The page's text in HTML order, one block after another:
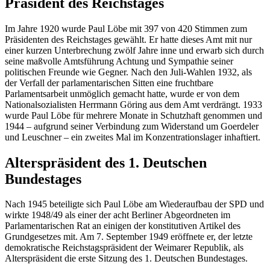
Im Jahre 1920 wurde Paul Löbe mit 397 von 420 Stimmen zum
Präsidenten des Reichstages gewählt. Er hatte dieses Amt mit nur
einer kurzen Unterbrechung zwölf Jahre inne und erwarb sich durch
seine maßvolle Amtsführung Achtung und Sympathie seiner
politischen Freunde wie Gegner. Nach den Juli-Wahlen 1932, als
der Verfall der parlamentarischen Sitten eine fruchtbare
Parlamentsarbeit unmöglich gemacht hatte, wurde er von dem
Nationalsozialisten Herrmann Göring aus dem Amt verdrängt. 1933
wurde Paul Löbe für mehrere Monate in Schutzhaft genommen und
1944 – aufgrund seiner Verbindung zum Widerstand um Goerdeler
und Leuschner– ein zweites Mal im Konzentrationslager inhaftiert.
Alterspräsident des 1. Deutschen
Bundestages
Nach 1945 beteiligte sich Paul Löbe am Wiederaufbau der SPD und
wirkte 1948/49 als einer der acht Berliner Abgeordneten im
Parlamentarischen Rat an einigen der konstitutiven Artikel des
Grundgesetzes mit. Am 7. September 1949 eröffnete er, der letzte
demokratische Reichstagspräsident der Weimarer Republik, als
Alterspräsident die erste Sitzung des 1. Deutschen Bundestages.